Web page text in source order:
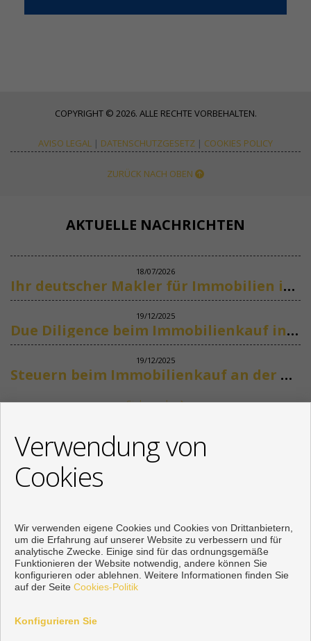
COPYRIGHT © 2026. ALLE RECHTE VORBEHALTEN.
AVISO LEGAL | DATENSCHUTZGESETZ | COOKIES POLICY
ZURÜCK NACH OBEN
AKTUELLE NACHRICHTEN
18/07/2026
Ihr deutscher Makler für Immobilien in Marbella
19/12/2025
Due Diligence beim Immobilienkauf in Spanien
19/12/2025
Steuern beim Immobilienkauf an der Costa del Sol
Siehe mehr
+34 622318266
info@mikenaumannimmobilien.com
Von Montag bis Freitag : 10:00 - 18:00
Verwendung von
Cookies
Wir verwenden eigene Cookies und Cookies von Drittanbietern,
um die Erfahrung auf unserer Website zu verbessern und für
analytische Zwecke. Einige sind für das ordnungsgemäße
Funktionieren der Website notwendig, andere können Sie
konfigurieren oder ablehnen. Weitere Informationen finden Sie
auf der Seite Cookies-Politik
Konfigurieren Sie